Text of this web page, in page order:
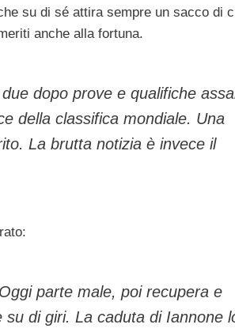
su di sé attira sempre un sacco di
anche alla fortuna.
dopo prove e qualifiche
della classifica mondiale. Una
La brutta notizia è invece il
parte male, poi recupera e
di giri. La caduta di Iannone